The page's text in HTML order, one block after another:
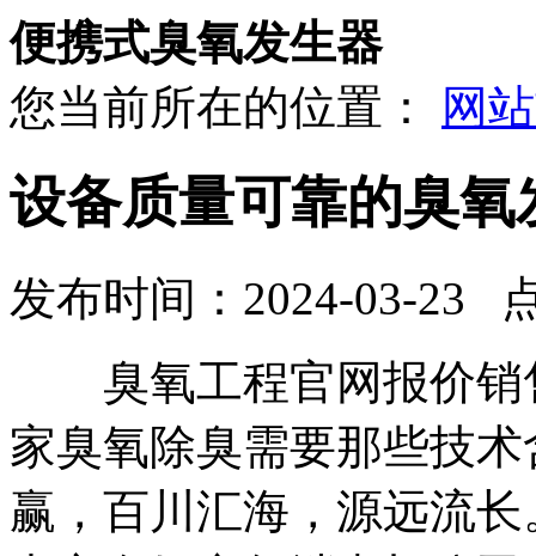
便携式臭氧发生器
您当前所在的位置：
网
设备质量可靠的臭氧
发布时间：2024-03-23
臭氧工程官网报价销
家臭氧除臭需要那些技
赢，百川汇海，源远流